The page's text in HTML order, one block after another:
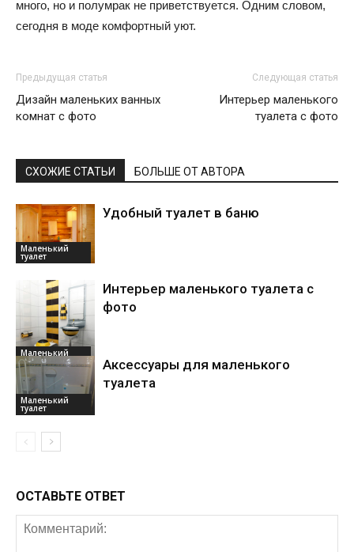
много, но и полумрак не приветствуется. Одним словом,
сегодня в моде комфортный уют.
Предыдущая статья
Дизайн маленьких ванных
комнат с фото
Следующая статья
Интерьер маленького
туалета с фото
СХОЖИЕ СТАТЬИ БОЛЬШЕ ОТ АВТОРА
Маленький
туалет
Удобный туалет в баню
Маленький
туалет
Интерьер маленького туалета с
фото
Маленький
туалет
Аксессуары для маленького
туалета
ОСТАВЬТЕ ОТВЕТ